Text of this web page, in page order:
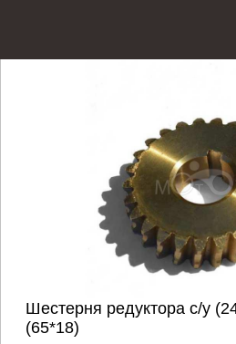
Шестерня редуктора с/у
(65*18)